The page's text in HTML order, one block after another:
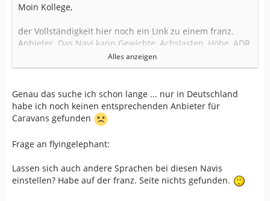
Moin Kollege,
der Vollständigkeit hier noch ein Link zu einem franz.
Anbieter. Das Navi kann Gewichte, Achslasten, Höhe, ADR
und sonstiges. Auch mit großem Display für DVD und TV.
poids.lourds.camions.html
Der selbe Anbieter hat auch Caravan Navis im Programm.
http://www.snooper.fr/GPS.pour…car-GPS-camping-
cars.html
Viel Spaß beim stöbern und allzeit Gute fahrt.
Alles anzeigen
Genau das suche ich schon lange ... nur in Deutschland
habe ich noch keinen entsprechenden Anbieter für
Caravans gefunden
Frage an flyingelephant:
Lassen sich auch andere Sprachen bei diesen Navis
einstellen? Habe auf der franz. Seite nichts gefunden.